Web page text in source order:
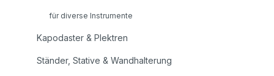
für diverse Instrumente
Kapodaster & Plektren
Ständer, Stative & Wandhalterung